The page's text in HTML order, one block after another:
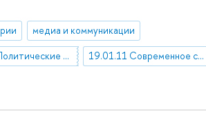
медиа и коммуникации
11.15.89 Политические коммуникации. Массовая информация. Общественное мнение 19.01.11 Современное состояние и перспективы изучения проблем массовой коммуникации, журналистики, средств массовой информации